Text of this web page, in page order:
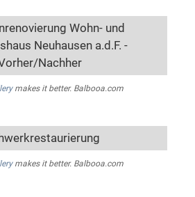
Wohn- und
Neuhausen a.d.F. -
Nachher
makes it better. Balbooa.com
makes it better. Balbooa.com